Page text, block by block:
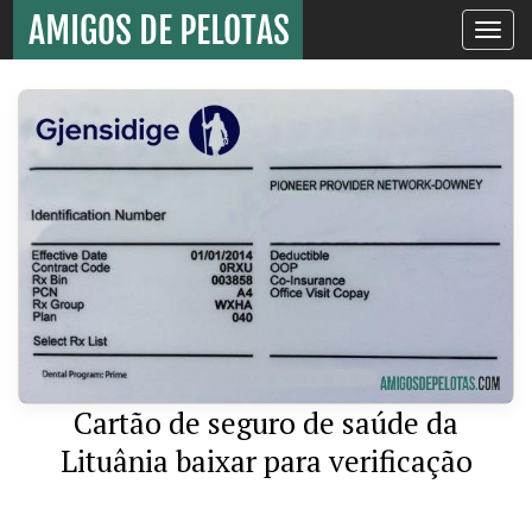
Toggle
Cartão de seguro de saúde da
Lituânia baixar para verificação